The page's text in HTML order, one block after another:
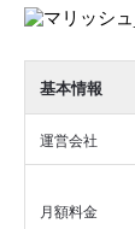
基本情報
運営会社
月額料金